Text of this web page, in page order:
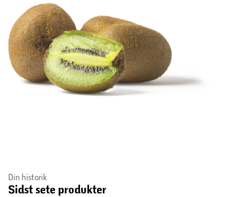
Din historik
Sidst sete produkter